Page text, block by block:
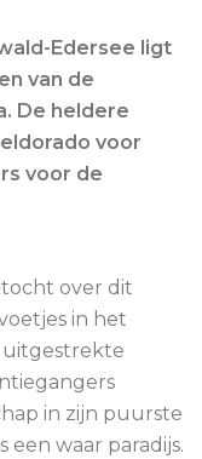
Edersee ligt
van de
De heldere
voor
voor de
over dit
in het
uitgestrekte
in zijn puurste
een waar paradijs.